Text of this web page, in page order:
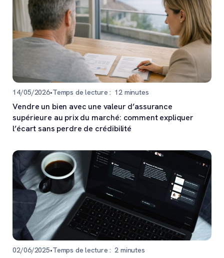
14/05/2026•Temps de lecture : 12minutes
Vendre un bien avec une valeur d’assurance
supérieure au prix du marché: comment expliquer
l’écart sans perdre de crédibilité
02/06/2025•Temps de lecture : 2minutes